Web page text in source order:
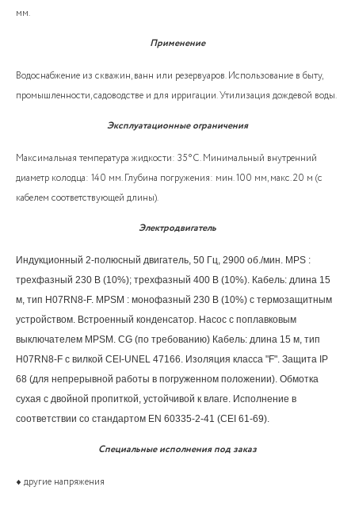
мм.
Применение
Водоснабжение из скважин, ванн или резервуаров. Использование в быту,
промышленности, садоводстве и для ирригации. Утилизация дождевой воды.
Эксплуатационные ограничения
Максимальная температура жидкости: 35°C. Минимальный внутренний
диаметр колодца: 140 мм. Глубина погружения: мин. 100 мм, макс. 20 м (с
кабелем соответствующей длины).
Электродвигатель
Индукционный 2-полюсный двигатель, 50 Гц, 2900 об./мин. MPS :
трехфазный 230 В (10%); трехфазный 400 В (10%). Кабель: длина 15
м, тип H07RN8-F. MPSM : монофазный 230 В (10%) с термозащитным
устройством. Встроенный конденсатор. Насос с поплавковым
выключателем MPSM. CG (по требованию) Кабель: длина 15 м, тип
H07RN8-F с вилкой CEI-UNEL 47166. Изоляция класса "F". Защита IP
68 (для непрерывной работы в погруженном положении). Обмотка
сухая с двойной пропиткой, устойчивой к влаге. Исполнение в
соответствии со стандартом EN 60335-2-41 (CEI 61-69).
Специальные исполнения под заказ
♦ другие напряжения